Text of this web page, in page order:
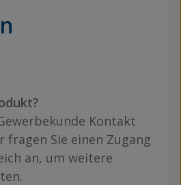
Kontakt
fragen Sie einen Zugang
an, um weitere